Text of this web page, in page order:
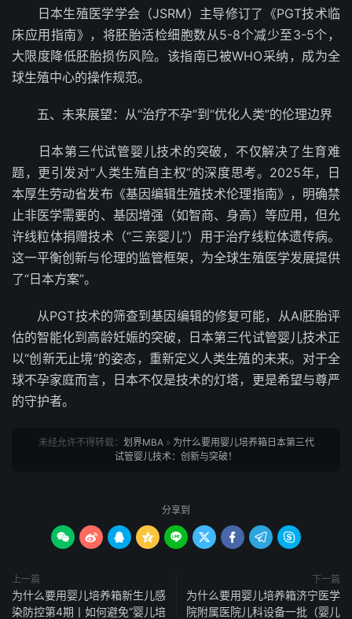
日本生殖医学学会（JSRM）主导修订了《PGT技术临
床应用指南》，将胚胎活检细胞数从5-8个减少至3-5个，
大限度降低胚胎损伤风险。该指南已被WHO采纳，成为全
球生殖中心的操作规范。
五、未来展望：从“治疗不孕”到“优化人类”的伦理边界
日本第三代试管婴儿技术的突破，不仅解决了生育难
题，更引发对“人类生殖自主权”的深度思考。2025年，日
本厚生劳动省发布《基因编辑生殖技术伦理指南》，明确禁
止非医学需要的、基因增强（如智商、身高）等应用，但允
许线粒体捐赠技术（“三亲婴儿”）用于治疗线粒体遗传病。
这一平衡创新与伦理的监管框架，为全球生殖医学发展提供
了“日本方案”。
从PGT技术的筛查到基因编辑的修复可能，从AI胚胎评
估的智能化到高龄妊娠的突破，日本第三代试管婴儿技术正
以“创新无止境”的姿态，重新定义人类生殖的未来。对于全
球不孕家庭而言，日本不仅是技术的灯塔，更是希望与尊严
的守护者。
未经允许不得转载： 划界MBA» 为什么要用婴儿培养箱日本第三代
试管婴儿技术：创新与突破！
分享到
        
上一篇
为什么要用婴儿培养箱新生儿感
染防控第4期丨如何避免“婴儿培
下一篇
为什么要用婴儿培养箱济宁医学
院附属医院儿科设备一批（婴儿